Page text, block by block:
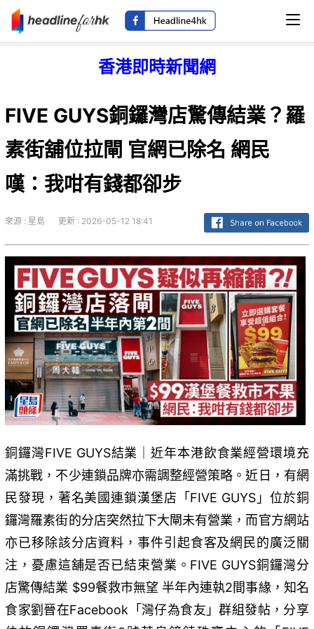
香港即時新聞網
FIVE GUYS銅鑼灣店驚傳結業？羅
素街舖位拉閘 官網已除名 網民
嘆：我咁有錢都卻步
來源 : 星島 更新 : 2026-05-12 18:41
銅鑼灣FIVE GUYS結業｜近年本港飲食業經營環境充
滿挑戰，不少連鎖品牌亦需調整經營策略。近日，有網
民發現，著名美國連鎖漢堡店「FIVE GUYS」位於銅
鑼灣羅素街的分店突然拉下大閘未有營業，而官方網站
亦已移除該分店資料，事件引起食客及網民的廣泛關
注，憂慮這舖是否已結束營業。FIVE GUYS銅鑼灣分
店驚傳結業 $99餐救市無望 半年內連執2間事緣，知名
食家劉晉在Facebook「灣仔為食友」群組發帖，分享